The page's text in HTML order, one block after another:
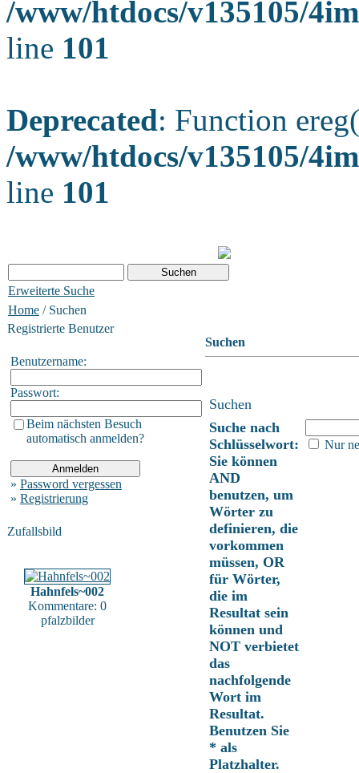
/www/htdocs/v135105/
line 101
Deprecated: Function
/www/htdocs/v135105/
line 101
Erweiterte Suche
Home / Suchen
Registrierte Benutzer
Benutzername:
Passwort:
Beim nächsten Besuch
automatisch anmelden?
» Password vergessen
» Registrierung
Zufallsbild
Hahnfels~002
Kommentare: 0
pfalzbilder
Suchen
Suchen
Suche nach
Schlüsselwort:
Sie können
AND
benutzen, um
Wörter zu
definieren, die
vorkommen
müssen, OR
für Wörter,
die im
Resultat sein
können und
NOT verbietet
das
nachfolgende
Wort im
Resultat.
Benutzen Sie
* als
Platzhalter.
Nur